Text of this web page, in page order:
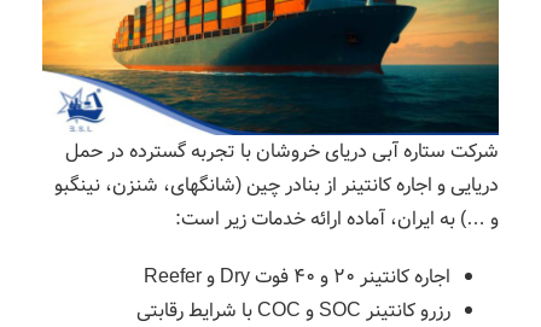
شرکت ستاره آبی دریای خروشان با تجربه گسترده در حمل
دریایی و اجاره کانتینر از بنادر چین (شانگهای، شنزن، نینگبو
و …) به ایران، آماده ارائه خدمات زیر است:
اجاره کانتینر ۲۰ و ۴۰ فوت Dry و Reefer
رزرو کانتینر SOC و COC با شرایط رقابتی